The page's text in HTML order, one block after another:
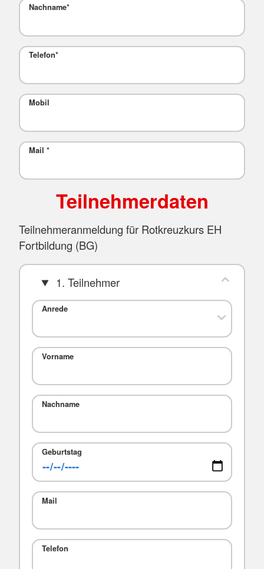
Nachname*
Telefon*
Mobil
Mail *
Teilnehmerdaten
Teilnehmeranmeldung für Rotkreuzkurs EH
Fortbildung (BG)
1. Teilnehmer
Anrede
Vorname
Nachname
Geburtstag
Mail
Telefon